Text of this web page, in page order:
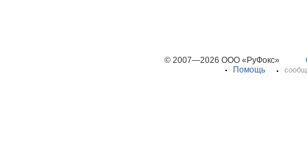
© 2007—2026 ООО «РуФокс»
Помощь